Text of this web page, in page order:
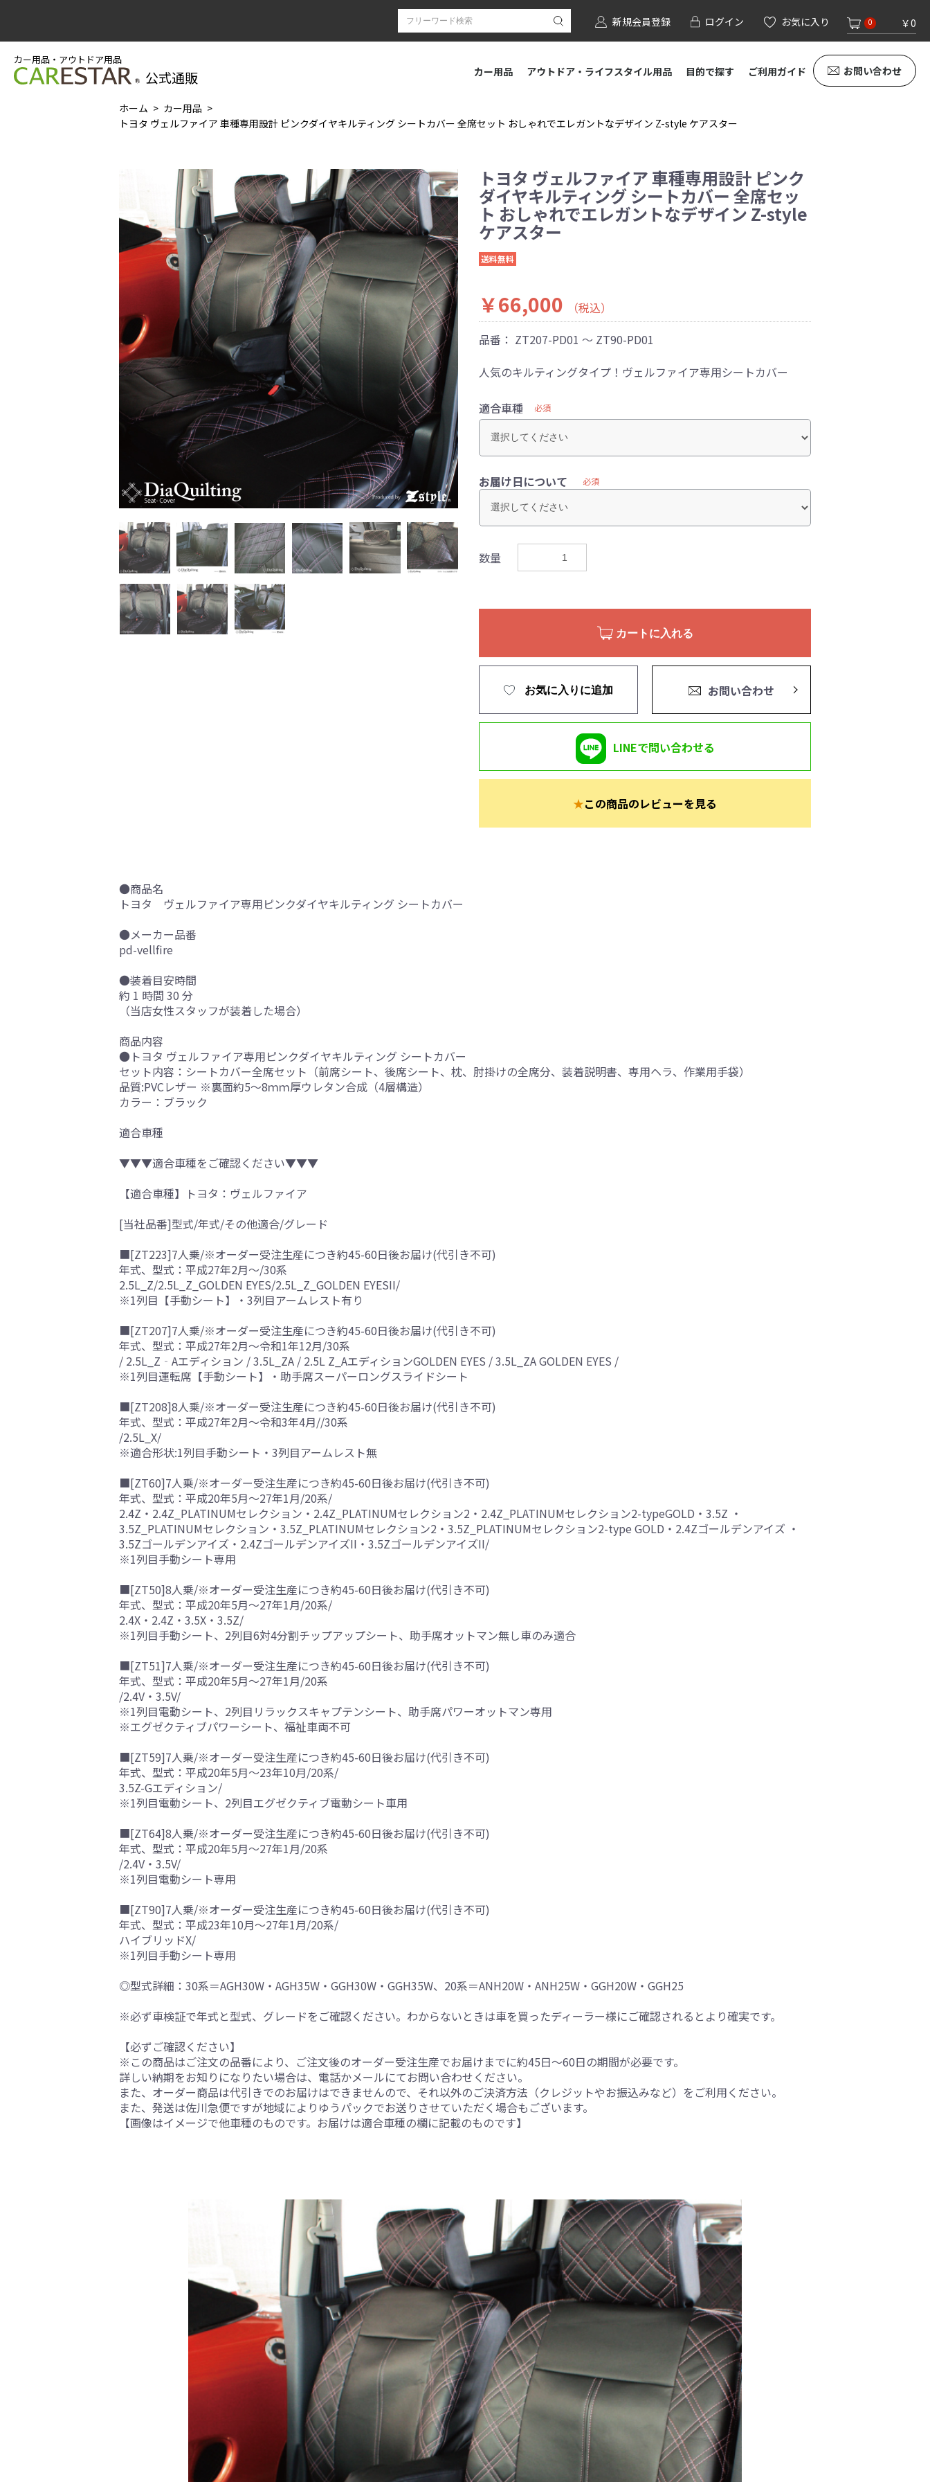
新規会員登録 ログイン お気に入り 0 ￥0
カー用品・アウトドア用品
公式通販 カー用品 アウトドア・ライフスタイル用品 目的で探す ご利用ガイド お問い合わせ
ホーム
カー用品
トヨタ ヴェルファイア 車種専用設計 ピンクダイヤキルティング シートカバー 全席セット おしゃれでエレガントなデザイン Z-style ケアスター
トヨタ ヴェルファイア 車種専用設計 ピンク
ダイヤキルティング シートカバー 全席セッ
ト おしゃれでエレガントなデザイン Z-style
ケアスター
送料無料
￥66,000
（税込）
品番： ZT207-PD01 ～ ZT90-PD01
人気のキルティングタイプ！ヴェルファイア専用シートカバー
適合車種 必須
お届け日について 必須
数量
カートに入れる
お気に入りに追加 お問い合わせ
LINEで問い合わせる
★この商品のレビューを見る
●商品名
トヨタ ヴェルファイア専用ピンクダイヤキルティング シートカバー
●メーカー品番
pd-vellfire
●装着目安時間
約 1 時間 30 分
（当店女性スタッフが装着した場合）
商品内容
●トヨタ ヴェルファイア専用ピンクダイヤキルティング シートカバー
セット内容：シートカバー全席セット（前席シート、後席シート、枕、肘掛けの全席分、装着説明書、専用ヘラ、作業用手袋）
品質:PVCレザー ※裏面約5～8ｍｍ厚ウレタン合成（4層構造）
カラー：ブラック
適合車種
▼▼▼適合車種をご確認ください▼▼▼
【適合車種】トヨタ：ヴェルファイア
[当社品番]型式/年式/その他適合/グレード
■[ZT223]7人乗/※オーダー受注生産につき約45-60日後お届け(代引き不可)
年式、型式：平成27年2月～/30系
2.5L_Z/2.5L_Z_GOLDEN EYES/2.5L_Z_GOLDEN EYESII/
※1列目【手動シート】・3列目アームレスト有り
■[ZT207]7人乗/※オーダー受注生産につき約45-60日後お届け(代引き不可)
年式、型式：平成27年2月～令和1年12月/30系
/ 2.5L_Z‐Aエディション / 3.5L_ZA / 2.5L Z_AエディションGOLDEN EYES / 3.5L_ZA GOLDEN EYES /
※1列目運転席【手動シート】・助手席スーパーロングスライドシート
■[ZT208]8人乗/※オーダー受注生産につき約45-60日後お届け(代引き不可)
年式、型式：平成27年2月～令和3年4月//30系
/2.5L_X/
※適合形状:1列目手動シート・3列目アームレスト無
■[ZT60]7人乗/※オーダー受注生産につき約45-60日後お届け(代引き不可)
年式、型式：平成20年5月～27年1月/20系/
2.4Z・2.4Z_PLATINUMセレクション・2.4Z_PLATINUMセレクション2・2.4Z_PLATINUMセレクション2-typeGOLD・3.5Z ・
3.5Z_PLATINUMセレクション・3.5Z_PLATINUMセレクション2・3.5Z_PLATINUMセレクション2-type GOLD・2.4Zゴールデンアイズ ・
3.5Zゴールデンアイズ・2.4ZゴールデンアイズII・3.5ZゴールデンアイズII/
※1列目手動シート専用
■[ZT50]8人乗/※オーダー受注生産につき約45-60日後お届け(代引き不可)
年式、型式：平成20年5月～27年1月/20系/
2.4X・2.4Z・3.5X・3.5Z/
※1列目手動シート、2列目6対4分割チップアップシート、助手席オットマン無し車のみ適合
■[ZT51]7人乗/※オーダー受注生産につき約45-60日後お届け(代引き不可)
年式、型式：平成20年5月～27年1月/20系
/2.4V・3.5V/
※1列目電動シート、2列目リラックスキャプテンシート、助手席パワーオットマン専用
※エグゼクティブパワーシート、福祉車両不可
■[ZT59]7人乗/※オーダー受注生産につき約45-60日後お届け(代引き不可)
年式、型式：平成20年5月～23年10月/20系/
3.5Z-Gエディション/
※1列目電動シート、2列目エグゼクティブ電動シート車用
■[ZT64]8人乗/※オーダー受注生産につき約45-60日後お届け(代引き不可)
年式、型式：平成20年5月～27年1月/20系
/2.4V・3.5V/
※1列目電動シート専用
■[ZT90]7人乗/※オーダー受注生産につき約45-60日後お届け(代引き不可)
年式、型式：平成23年10月～27年1月/20系/
ハイブリッドX/
※1列目手動シート専用
◎型式詳細：30系＝AGH30W・AGH35W・GGH30W・GGH35W、20系＝ANH20W・ANH25W・GGH20W・GGH25
※必ず車検証で年式と型式、グレードをご確認ください。わからないときは車を買ったディーラー様にご確認されるとより確実です。
【必ずご確認ください】
※この商品はご注文の品番により、ご注文後のオーダー受注生産でお届けまでに約45日～60日の期間が必要です。
詳しい納期をお知りになりたい場合は、電話かメールにてお問い合わせください。
また、オーダー商品は代引きでのお届けはできませんので、それ以外のご決済方法（クレジットやお振込みなど）をご利用ください。
また、発送は佐川急便ですが地域によりゆうパックでお送りさせていただく場合もございます。
【画像はイメージで他車種のものです。お届けは適合車種の欄に記載のものです】